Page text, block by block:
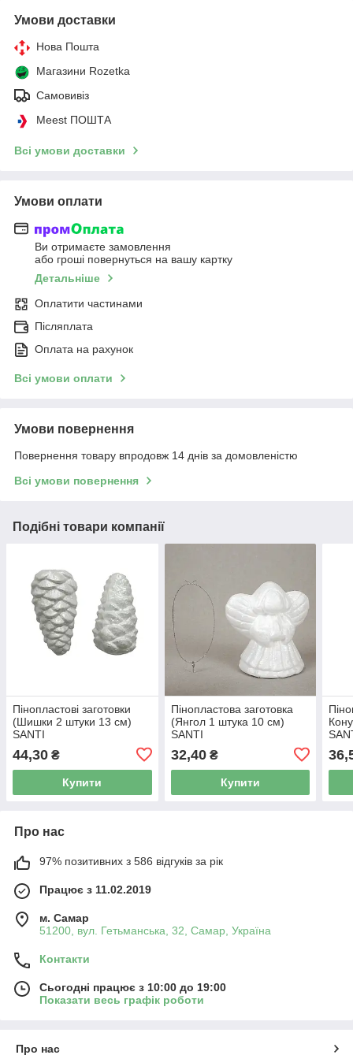
Умови доставки
Нова Пошта
Магазини Rozetka
Самовивіз
Meest ПОШТА
Всі умови доставки
Умови оплати
Ви отримаєте замовлення
або гроші повернуться на вашу картку
Детальніше
Оплатити частинами
Післяплата
Оплата на рахунок
Всі умови оплати
Умови повернення
Повернення товару впродовж 14 днів за домовленістю
Всі умови повернення
Подібні товари компанії
Пінопластові заготовки
(Шишки 2 штуки 13 см)
SANTI
44,30 ₴
Купити
Пінопластова заготовка
(Янгол 1 штука 10 см)
SANTI
32,40₴
Купити
Про нас
97% позитивних з 586 відгуків за рік
Працює з 11.02.2019
м. Самар
51200, вул. Гетьманська, 32, Самар, Україна
Контакти
Сьогодні працює з 10:00 до 19:00
Показати весь графік роботи
Про нас